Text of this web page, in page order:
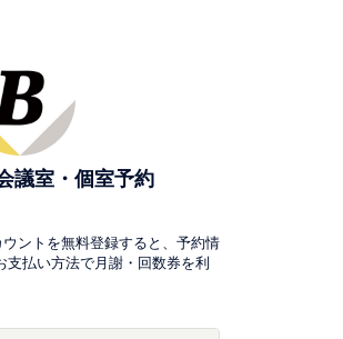
議室・個室予約
ントを無料登録すると、予約情
払い方法で月謝・回数券を利